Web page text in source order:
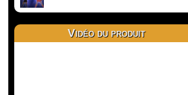
Vidéo du produit